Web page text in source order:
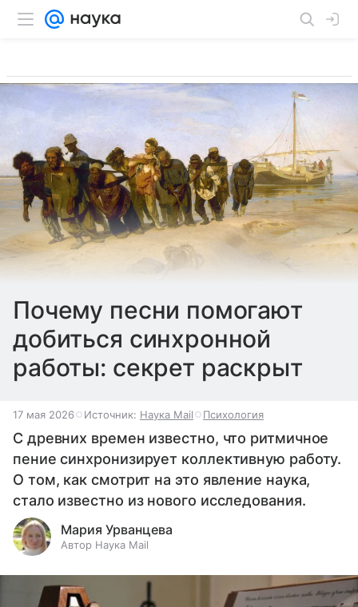
Почему песни помогают
добиться синхронной
работы: секрет раскрыт
17 мая 2026 Источник: Наука Mail Психология
С древних времен известно, что ритмичное
пение синхронизирует коллективную работу.
О том, как смотрит на это явление наука,
стало известно из нового исследования.
Мария Урванцева
Автор Наука Mail